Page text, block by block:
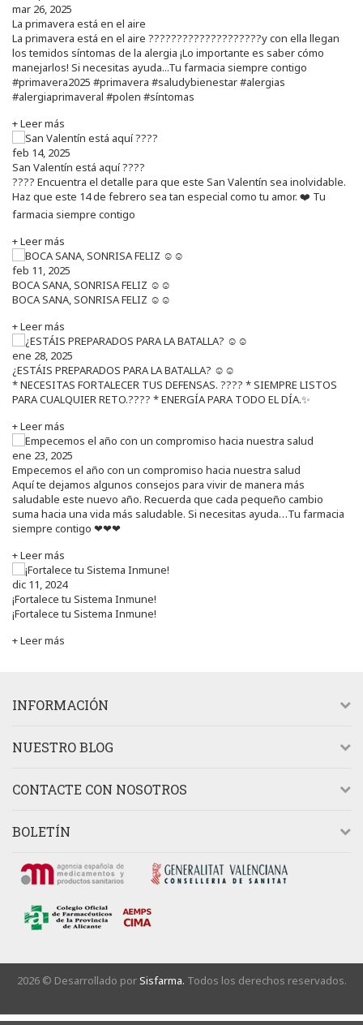
mar 26, 2025
La primavera está en el aire
La primavera está en el aire ????????????????????y con ella llegan
los temidos síntomas de la alergia ¡Lo importante es saber cómo
manejarlos! Si necesitas ayuda...Tu farmacia siempre contigo
#primavera2025 #primavera #saludybienestar #alergias
#alergiaprimaveral #polen #síntomas
+ Leer más
feb 14, 2025
San Valentín está aquí ????
???? Encuentra el detalle para que este San Valentín sea inolvidable.
Haz que este 14 de febrero sea tan especial como tu amor. ❤️ Tu
farmacia siempre contigo
+ Leer más
feb 11, 2025
BOCA SANA, SONRISA FELIZ ☺️☺️
BOCA SANA, SONRISA FELIZ ☺️☺️
+ Leer más
ene 28, 2025
¿ESTÁIS PREPARADOS PARA LA BATALLA? ☺️☺️
* NECESITAS FORTALECER TUS DEFENSAS. ????️ * SIEMPRE LISTOS
PARA CUALQUIER RETO.???? * ENERGÍA PARA TODO EL DÍA.✨
+ Leer más
ene 23, 2025
Empecemos el año con un compromiso hacia nuestra salud
Aquí te dejamos algunos consejos para vivir de manera más
saludable este nuevo año. Recuerda que cada pequeño cambio
suma hacia una vida más saludable. Si necesitas ayuda…Tu farmacia
siempre contigo ❤❤❤
+ Leer más
dic 11, 2024
¡Fortalece tu Sistema Inmune!
¡Fortalece tu Sistema Inmune!
+ Leer más
INFORMACIÓN
NUESTRO BLOG
CONTACTE CON NOSOTROS
BOLETÍN
2026 © Desarrollado porSisfarma. Todos los derechos reservados.